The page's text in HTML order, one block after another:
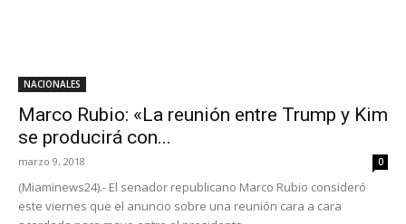
NACIONALES
Marco Rubio: «La reunión entre Trump y Kim
se producirá con...
marzo 9, 2018 0
(Miaminews24).- El senador republicano Marco Rubio consideró
este viernes que el anuncio sobre una reunión cara a cara